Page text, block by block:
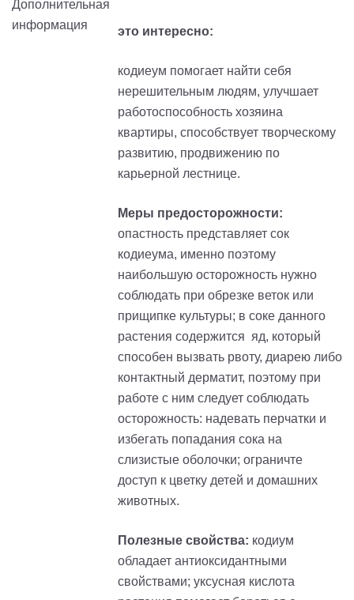
это интересно:
кодиеум помогает найти себя
нерешительным людям, улучшает
работоспособность хозяина
квартиры, способствует творческому
развитию, продвижению по
карьерной лестнице.
Меры предосторожности:
опастность представляет сок
кодиеума, именно поэтому
наибольшую осторожность нужно
соблюдать при обрезке веток или
прищипке культуры; в соке данного
растения содержится яд, который
способен вызвать рвоту, диарею либо
контактный дерматит, поэтому при
работе с ним следует соблюдать
осторожность: надевать перчатки и
избегать попадания сока на
слизистые оболочки; ограничте
доступ к цветку детей и домашних
животных.
Полезные свойства: кодиум
обладает антиоксидантными
свойствами; уксусная кислота